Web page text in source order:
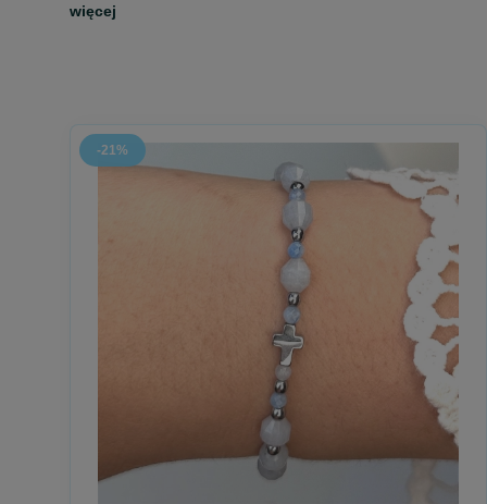
O gestach, które nie muszą być głośne, by były prawdziwe.
Bransoletki religijne i różańce na rocznicę i
W tej kategorii znajdziesz bransoletki oraz różańce na
To biżuteria chrześcijańska, która sprawdzi się jako:
rocznicę ważnego wydarzenia,
jubileusz życia, powołania lub pracy,
znak wdzięczności za wspólną drogę.
Każdy projekt tworzony jest ręcznie, z naturalnych kamieni
To znak, który można nosić blisko siebie jako przypomnienie
Prezent na rocznicę lub jubileusz – gdy liczy się
więcej
-21%